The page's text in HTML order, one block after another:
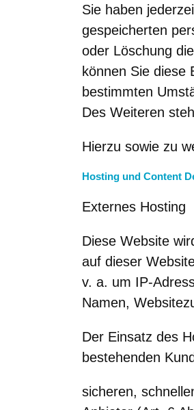
Sie haben
gespeicherten
oder Löschung
können Sie diese
bestimmten
Des Weiteren
Hierzu sowie zu
Hosting und Content
Externes Hosting
Diese Website
auf dieser
v. a. um IP-
Namen,
Der Einsatz des
bestehenden
sicheren,